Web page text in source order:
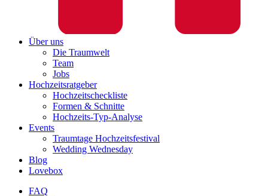
Über uns
Die Traumwelt
Team
Jobs
Hochzeitsratgeber
Hochzeitscheckliste
Formen & Schnitte
Hochzeits-Typ-Analyse
Events
Traumtage Hochzeitsfestival
Wedding Wednesday
Blog
Lovebox
FAQ